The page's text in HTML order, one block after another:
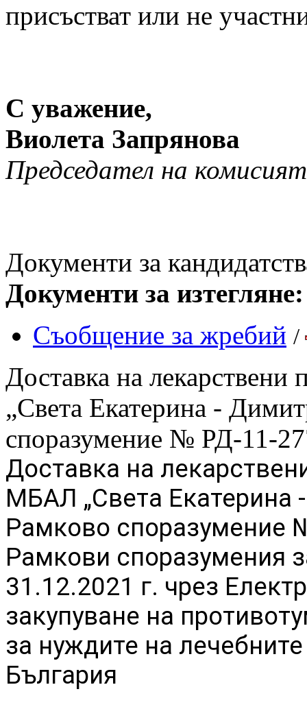
присъстват или не
С уважение,
Виолета Запрянова
Председател на
Документи за
Документи за изтегляне:
Съобщение за жребий /
Доставка на
„Света Екатерина -
споразумение № РД-11-
Доставка на
МБАЛ „Света Екатерина
Рамково
Рамкови споразумения
31.12.2021 г. чрез
закупуване на
за нуждите на
България